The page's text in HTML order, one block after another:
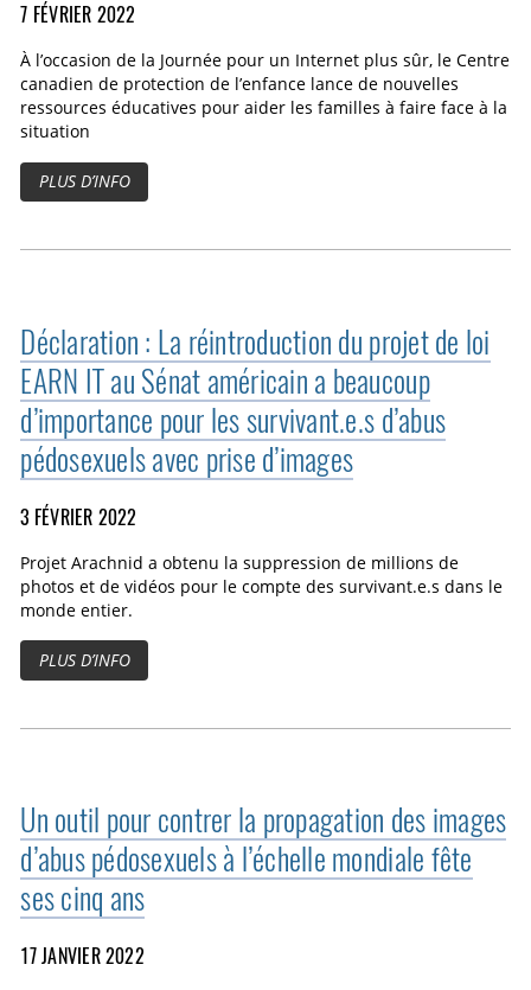
7 FÉVRIER 2022
À l’occasion de la Journée pour un Internet plus sûr, le Centre
canadien de protection de l’enfance lance de nouvelles
ressources éducatives pour aider les familles à faire face à la
situation
PLUS D’INFO
Déclaration : La réintroduction du projet de loi
EARN IT au Sénat américain a beaucoup
d’importance pour les survivant.e.s d’abus
pédosexuels avec prise d’images
3 FÉVRIER 2022
Projet Arachnid a obtenu la suppression de millions de
photos et de vidéos pour le compte des survivant.e.s dans le
monde entier.
PLUS D’INFO
Un outil pour contrer la propagation des images
d’abus pédosexuels à l’échelle mondiale fête
ses cinq ans
17 JANVIER 2022